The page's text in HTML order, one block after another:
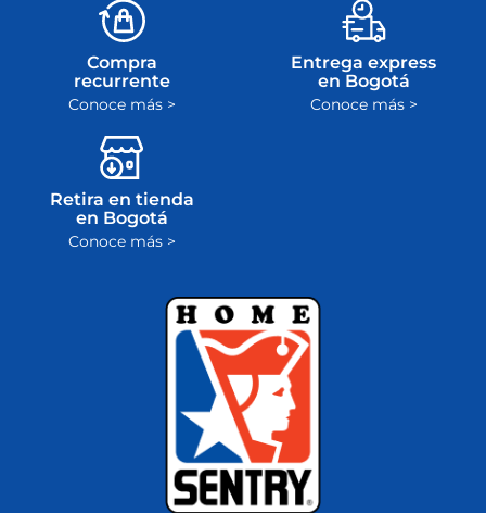
Compra
recurrente
Conoce más >
Entrega express
en Bogotá
Conoce más >
Retira en tienda
en Bogotá
Conoce más >